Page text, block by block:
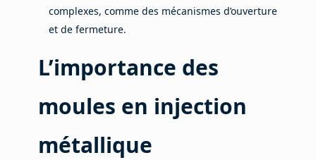
complexes, comme des mécanismes d’ouverture
et de fermeture.
L’importance des
moules en injection
métallique